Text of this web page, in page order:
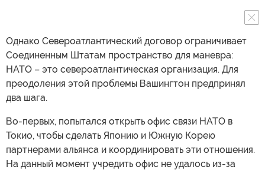
Однако Североатлантический договор ограничивает
Соединенным Штатам пространство для маневра:
НАТО – это североатлантическая организация. Для
преодоления этой проблемы Вашингтон предпринял
два шага.
Во-первых, попытался открыть офис связи НАТО в
Токио, чтобы сделать Японию и Южную Корею
партнерами альянса и координировать эти отношения.
На данный момент учредить офис не удалось из-за